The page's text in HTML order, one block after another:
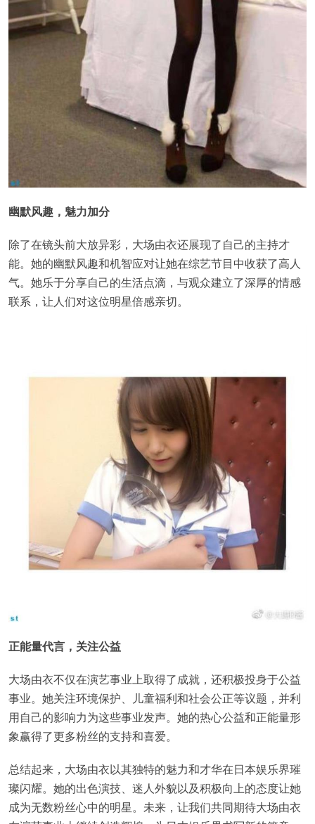
幽默风趣，魅力加分
除了在镜头前大放异彩，大场由衣还展现了自己的主持才
能。她的幽默风趣和机智应对让她在综艺节目中收获了高人
气。她乐于分享自己的生活点滴，与观众建立了深厚的情感
联系，让人们对这位明星倍感亲切。
正能量代言，关注公益
大场由衣不仅在演艺事业上取得了成就，还积极投身于公益
事业。她关注环境保护、儿童福利和社会公正等议题，并利
用自己的影响力为这些事业发声。她的热心公益和正能量形
象赢得了更多粉丝的支持和喜爱。
总结起来，大场由衣以其独特的魅力和才华在日本娱乐界璀
璨闪耀。她的出色演技、迷人外貌以及积极向上的态度让她
成为无数粉丝心中的明星。未来，让我们共同期待大场由衣